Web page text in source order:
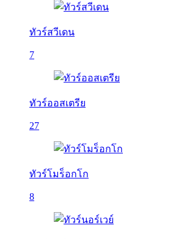
ทัวร์สวีเดน
7
ทัวร์ออสเตรีย
27
ทัวร์โมร็อกโก
8